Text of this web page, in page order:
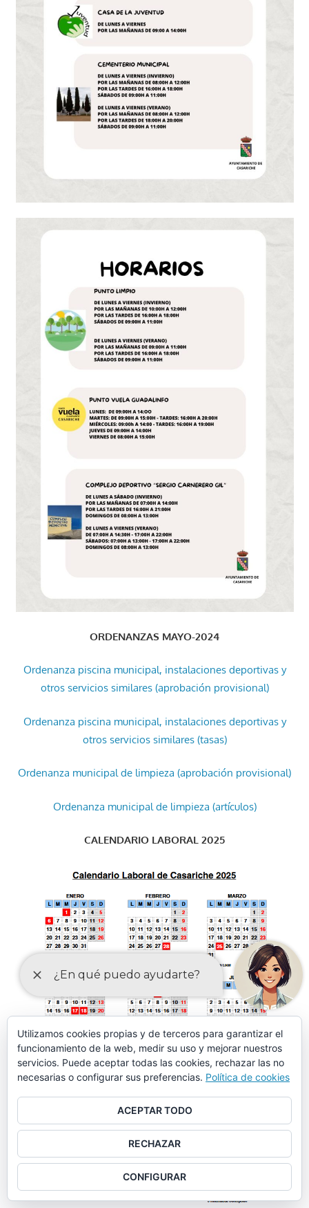
ORDENANZAS MAYO-2024
Ordenanza piscina municipal, instalaciones deportivas y
otros servicios similares (aprobación provisional)
Ordenanza piscina municipal, instalaciones deportivas y
otros servicios similares (tasas)
Ordenanza municipal de limpieza (aprobación provisional)
Ordenanza municipal de limpieza (artículos)
CALENDARIO LABORAL 2025
Utilizamos cookies propias y de terceros para garantizar el
funcionamiento de la web, medir su uso y mejorar nuestros
servicios. Puede aceptar todas las cookies, rechazar las no
necesarias o configurar sus preferencias. Política de cookies
ACEPTAR TODO
RECHAZAR
CONFIGURAR